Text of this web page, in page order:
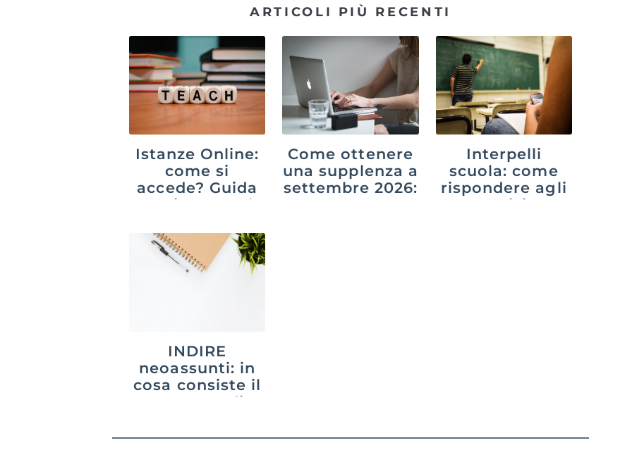
ARTICOLI PIÙ RECENTI
Istanze Online:
come si
accede? Guida
aggiornata al
Come ottenere
una supplenza a
settembre 2026:
Interpelli
scuola: come
rispondere agli
avvisi
INDIRE
neoassunti: in
cosa consiste il
percorso di